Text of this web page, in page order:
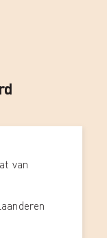
van